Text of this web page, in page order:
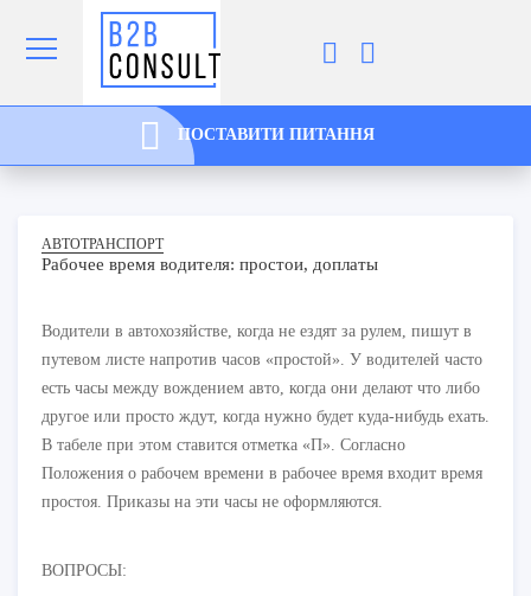
ПОСТАВИТИ ПИТАННЯ
АВТОТРАНСПОРТ
Рабочее время водителя: простои, доплаты
Водители в автохозяйстве, когда не ездят за рулем, пишут в
путевом листе напротив часов «простой». У водителей часто
есть часы между вождением авто, когда они делают что либо
другое или просто ждут, когда нужно будет куда-нибудь ехать.
В табеле при этом ставится отметка «П». Согласно
Положения о рабочем времени в рабочее время входит время
простоя. Приказы на эти часы не оформляются.
ВОПРОСЫ: